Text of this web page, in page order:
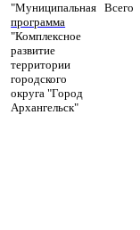
"Муниципальная
программа
"Комплексное
развитие
территории
городского
округа "Город
Архангельск"
Всего